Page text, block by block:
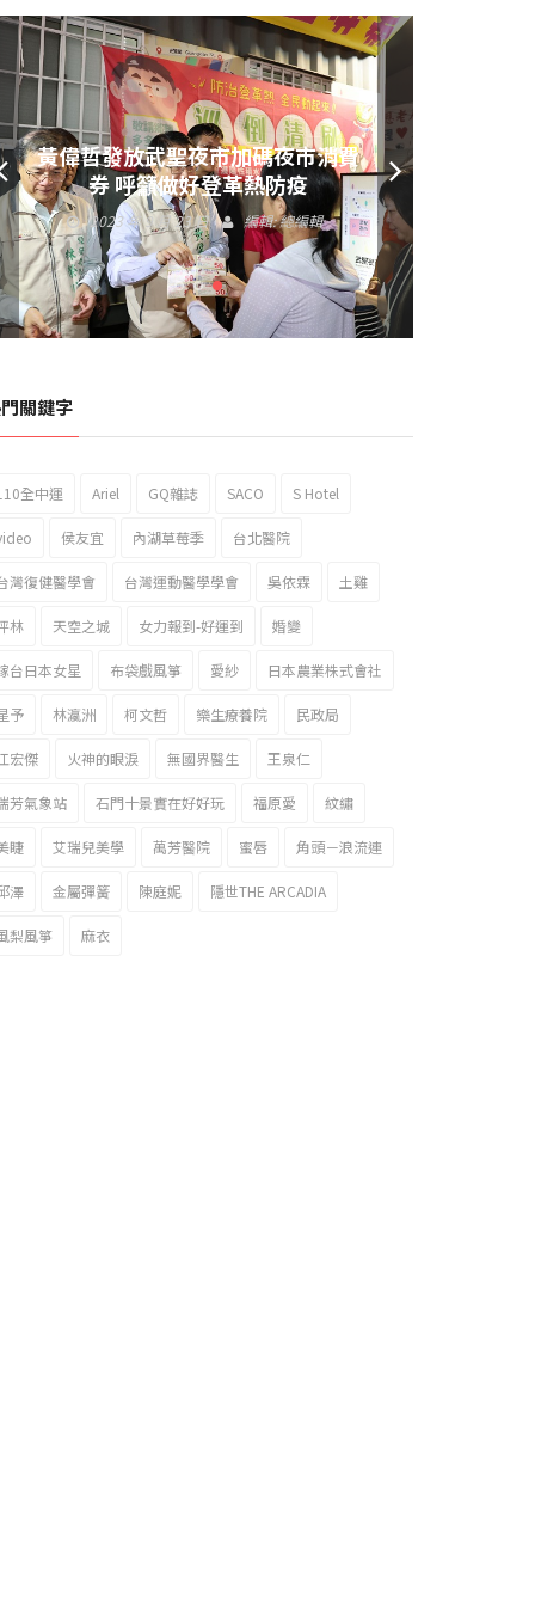
黃偉哲發放武聖夜市加碼夜市消費
券 呼籲做好登革熱防疫
2023 年 9 月 23 日 編輯:總編輯
關鍵字
全中運 Ariel GQ雜誌 SACO S Hotel
侯友宜 內湖草莓季 台北醫院
灣復健醫學會 台灣運動醫學學會 吳依霖 土雞
林 天空之城 女力報到-好運到 婚變
台日本女星 布袋戲風箏 愛紗 日本農業株式會社
予 林瀛洲 柯文哲 樂生療養院 民政局
宏傑 火神的眼淚 無國界醫生 王泉仁
芳氣象站 石門十景實在好好玩 福原愛 紋繡
睫 艾瑞兒美學 萬芳醫院 蜜唇 角頭－浪流連
澤 金屬彈簧 陳庭妮 隱世THE ARCADIA
梨風箏 麻衣